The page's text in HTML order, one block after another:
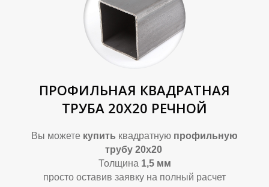
О
ПРОФИЛЬНАЯ КВАДРАТНАЯ
ТРУБА 20Х20 РЕЧНОЙ
Вы можете купить квадратную профильную
трубу 20х20
Толщина 1,5 мм
просто оставив заявку на полный расчет
О